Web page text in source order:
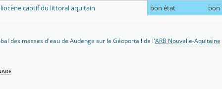
captif du littoral aquitain bon état bon
des masses d'eau de Audenge sur le Géoportail de l'ARB Nouvelle-Aquitaine